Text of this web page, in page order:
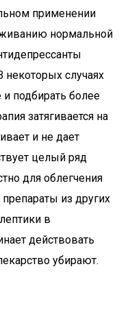
применении
нормальной
случаях
и подбирать более
затягивается на
и не дает
целый ряд
для облегчения
из других
в
действовать
убирают.